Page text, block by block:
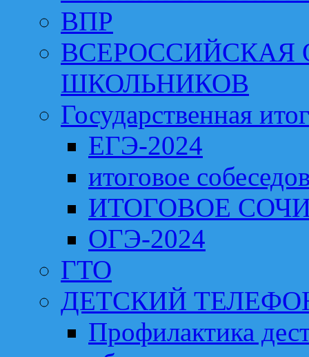
ВПР
ШКОЛЬНИКОВ
Государственная
ЕГЭ-2024
итоговое
ИТОГОВОЕ
ОГЭ-2024
ГТО
ДЕТСКИЙ
Профилактика